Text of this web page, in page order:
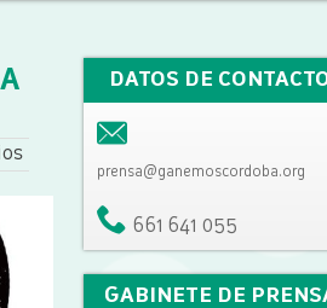
DATOS DE
prensa@ganemoscordoba.org
661 641 055
GABINETE DE